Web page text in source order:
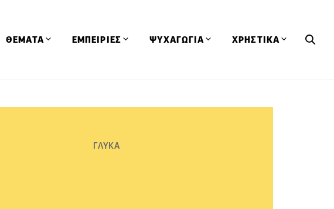
ΘΕΜΑΤΑ ΕΜΠΕΙΡΙΕΣ ΨΥΧΑΓΩΓΙΑ ΧΡΗΣΤΙΚΑ
ΓΛΥΚΑ